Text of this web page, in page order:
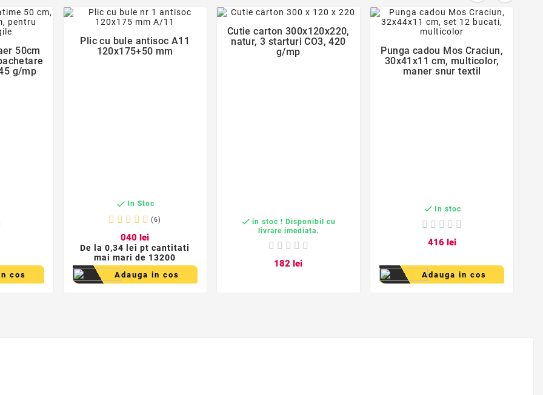
50cm
g/mp
cos

Plic cu bule antisoc A11
120x175+50 mm
 In Stoc
(6)
040 lei
De la0,34 lei pt cantitati
mai mari de 13200
Adauga in cos

Cutie carton 300x120x220,
natur, 3 starturi CO3, 420
g/mp
 in stoc ! Disponibil cu
livrare imediata.
182 lei

favorite_border
Punga cadou Mos Craciun,
30x41x11 cm, multicolor,
maner snur textil
 In stoc
416lei
Adauga in cos